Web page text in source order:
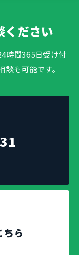
ください
時間365日受け付
も可能です。
ちら